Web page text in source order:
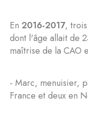
En 2016-2017, trois
dont l'âge allait de
maîtrise de la CAO
- Marc, menuisier,
France et deux en